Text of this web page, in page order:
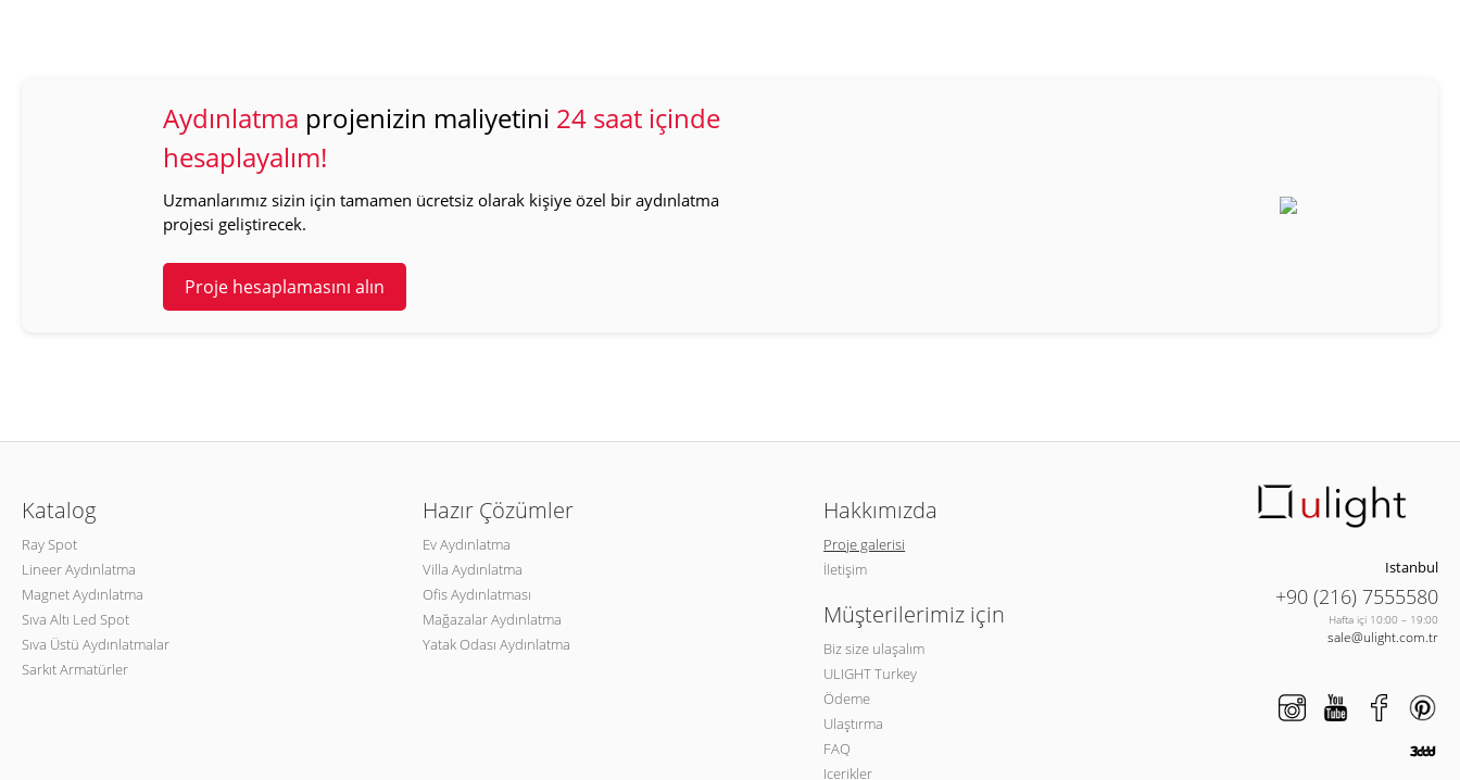
Aydınlatma projenizin maliyetini 24 saat içinde
hesaplayalım!
Uzmanlarımız sizin için tamamen ücretsiz olarak kişiye özel bir aydınlatma
projesi geliştirecek.
Proje hesaplamasını alın
Katalog
Ray Spot
Lineer Aydınlatma
Magnet Aydınlatma
Sıva Altı Led Spot
Sıva Üstü Aydınlatmalar
Sarkıt Armatürler
Hazır Çözümler
Ev Aydınlatma
Villa Aydınlatma
Ofis Aydınlatması
Mağazalar Aydınlatma
Yatak Odası Aydınlatma
Hakkımızda
Proje galerisi
İletişim
Müşterilerimiz için
Biz size ulaşalım
ULIGHT Turkey
Ödeme
Ulaştırma
FAQ
Icerikler
Istanbul
+90 (216) 7555580
Hafta içi 10:00 – 19:00
sale@ulight.com.tr